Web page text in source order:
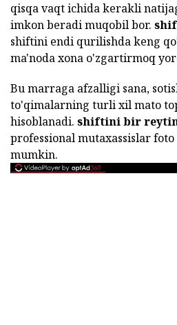
qisqa vaqt ichida kerakli
imkon beradi muqobil bor.
shiftini endi qurilishda keng
ma'noda xona o'zgartirmoq
Bu marraga afzalligi sana,
to'qimalarning turli xil mato
hisoblanadi. shiftini bir
professional mutaxassislar
mumkin.